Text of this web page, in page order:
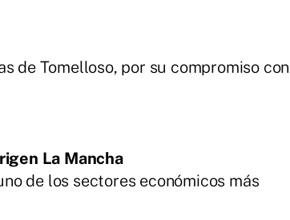
de Tomelloso, por su compromiso con
La Mancha
de los sectores económicos más